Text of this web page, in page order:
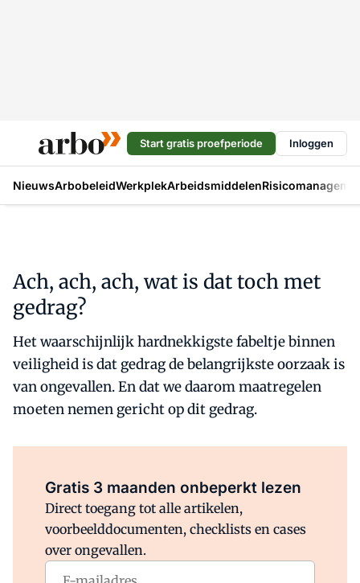
Start gratis proefperiode Inloggen
NieuwsArbobeleidWerkplekArbeidsmiddelen
Ach, ach, ach, wat is dat toch met
gedrag?
Het waarschijnlijk hardnekkigste fabeltje binnen
veiligheid is dat gedrag de belangrijkste oorzaak is
van ongevallen. En dat we daarom maatregelen
moeten nemen gericht op dit gedrag.
Gratis 3 maanden onbeperkt lezen
Direct toegang tot alle artikelen,
voorbeelddocumenten, checklists en cases
over ongevallen.